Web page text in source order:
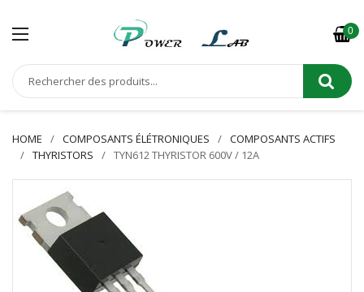
0
HOME COMPOSANTS ÉLÉTRONIQUES
COMPOSANTS ACTIFS
THYRISTORS
TYN612 THYRISTOR 600V / 12A